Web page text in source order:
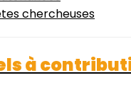
chercheuses
à